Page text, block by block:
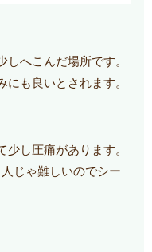
へこんだ場所です。
も良いとされます。
し圧痛があります。
じゃ難しいのでシー